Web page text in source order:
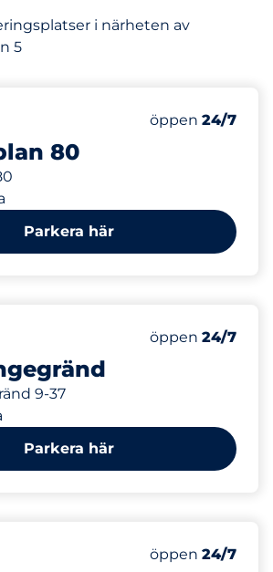
i närheten av
5
80
Lördag
öppen 24/7
Parkera här
9-37
Antal
Totalt antal
Lördag
öppen 24/7
Parkera här
Antal
Totalt antal
Lördag
öppen 24/7